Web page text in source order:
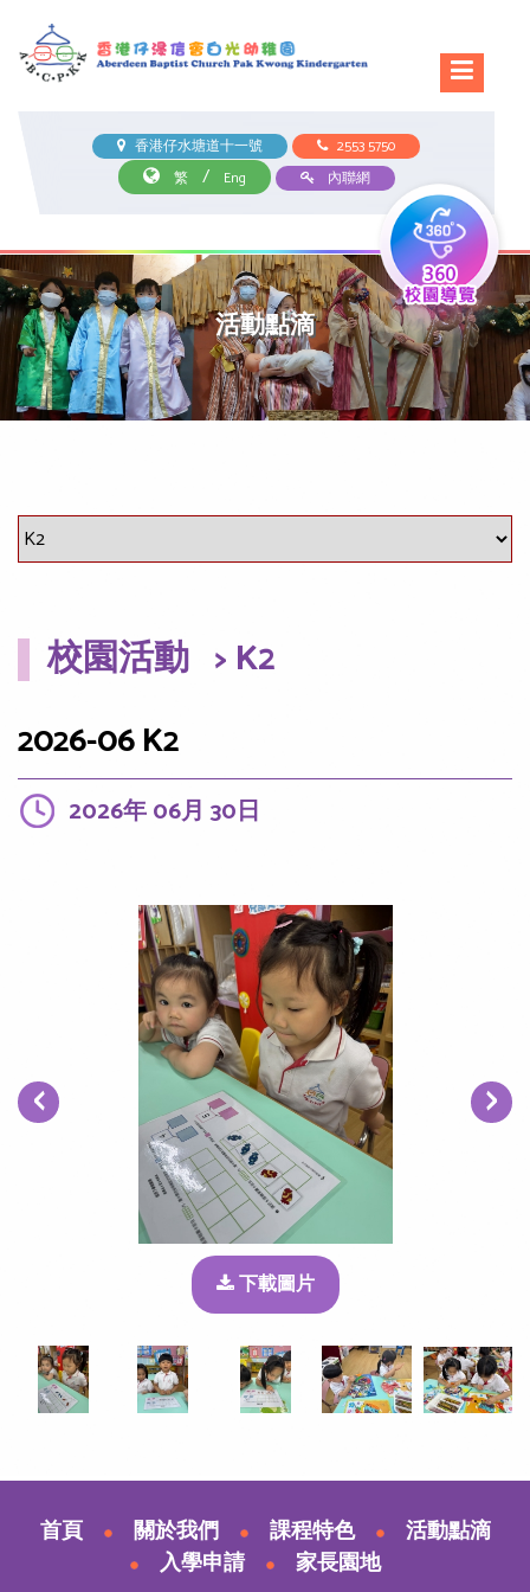
香港仔水塘道十一號
2553 5750
繁
/ Eng 內聯網
活動點滴
校園活動 > K2
2026-06 K2
2026年 06月 30日
下載圖片
‹ ›
首頁 關於我們 課程特色
活動點滴
入學申請
家長園地